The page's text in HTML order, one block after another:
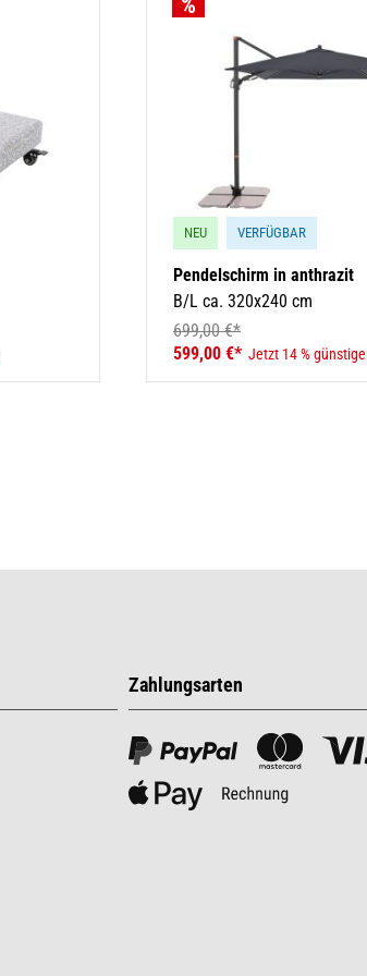
NEU VERFÜGBAR
Pendelschirm in anthrazit
B/L ca. 320x240 cm
699,00 €*
599,00 €* Jetzt 14 %
Zahlungsarten